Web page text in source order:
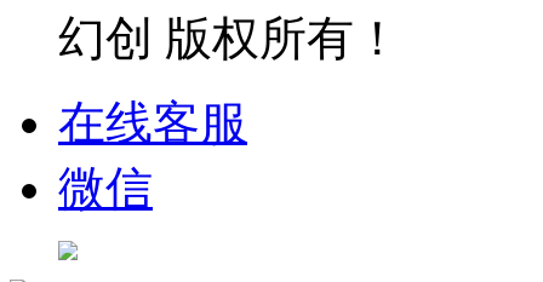
幻创 版权所有！
在线客服
微信